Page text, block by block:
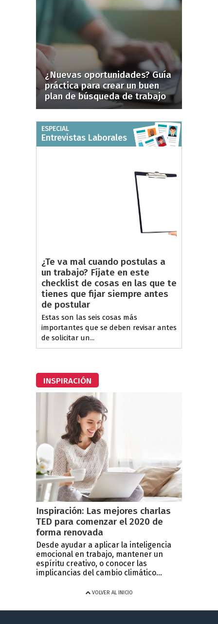
¿Nuevas oportunidades? Guía
práctica para crear un buen
plan de búsqueda de trabajo
ESPECIAL
Entrevistas Laborales
¿Te va mal cuando postulas a
un trabajo? Fíjate en este
checklist de cosas en las que te
tienes que fijar siempre antes
de postular
Estas son las seis cosas más
importantes que se deben revisar antes
de solicitar un...
INSPIRACIÓN
Inspiración: Las mejores charlas
TED para comenzar el 2020 de
forma renovada
Desde ayudar a aplicar la inteligencia
emocional en trabajo, mantener un
espíritu creativo, o conocer las
implicancias del cambio climático...
VOLVER AL INICIO